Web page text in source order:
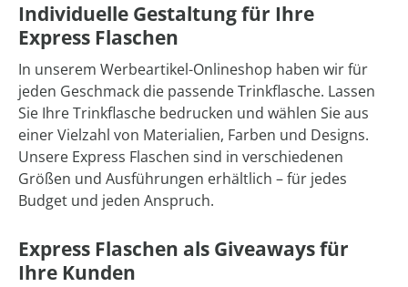
Individuelle Gestaltung für Ihre
Express Flaschen
In unserem Werbeartikel-Onlineshop haben wir für
jeden Geschmack die passende Trinkflasche. Lassen
Sie Ihre Trinkflasche bedrucken und wählen Sie aus
einer Vielzahl von Materialien, Farben und Designs.
Unsere Express Flaschen sind in verschiedenen
Größen und Ausführungen erhältlich – für jedes
Budget und jeden Anspruch.
Express Flaschen als Giveaways für
Ihre Kunden